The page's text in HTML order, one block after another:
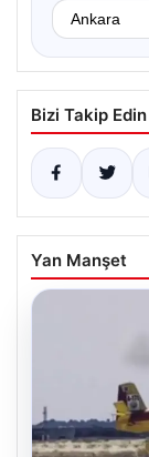
Bizi Takip Edin
Yan Manşet